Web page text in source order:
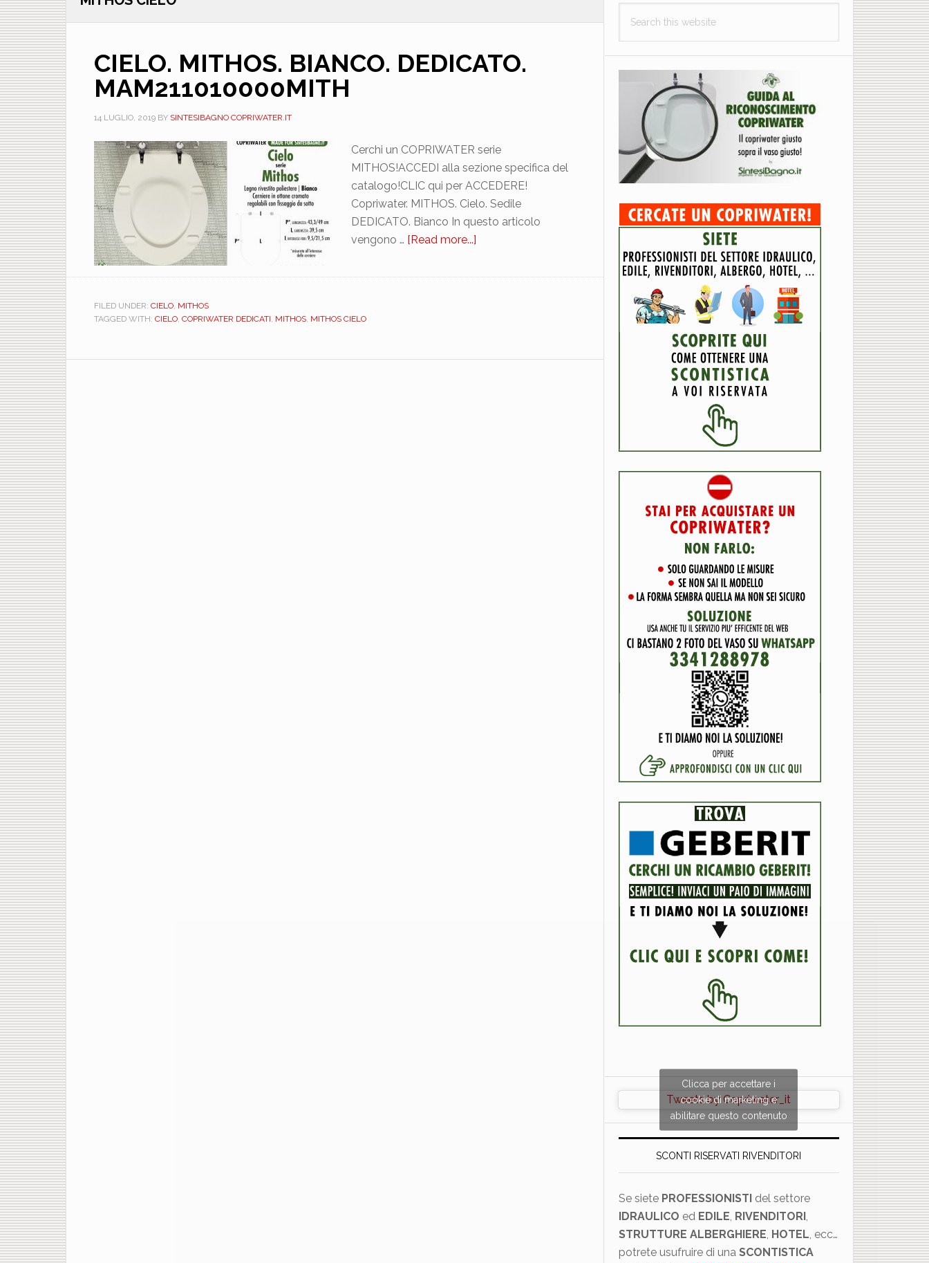
CIELO. MITHOS. BIANCO. DEDICATO.
MAM211010000MITH
14 LUGLIO, 2019BY SINTESIBAGNO COPRIWATER.IT
Cerchi un COPRIWATER serie
MITHOS!ACCEDI alla sezione specifica del
catalogo!CLIC qui per ACCEDERE!
Copriwater. MITHOS. Cielo. Sedile
DEDICATO. Bianco In questo articolo
vengono … [Read more...]
MITHOS.
FILED UNDER: CIELO, MITHOS
TAGGED WITH: CIELO, COPRIWATER DEDICATI, MITHOS, MITHOS CIELO
this
Tweets by Copriwater_it
Clicca per accettare i
cookie di marketing e
abilitare questo contenuto
SCONTI RISERVATI RIVENDITORI
Se siete PROFESSIONISTIdel settore
IDRAULICO ed EDILE, RIVENDITORI,
STRUTTURE ALBERGHIERE, HOTEL, ecc…
potrete usufruire di una SCONTISTICA
×